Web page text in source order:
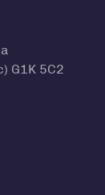
G1K 5C2